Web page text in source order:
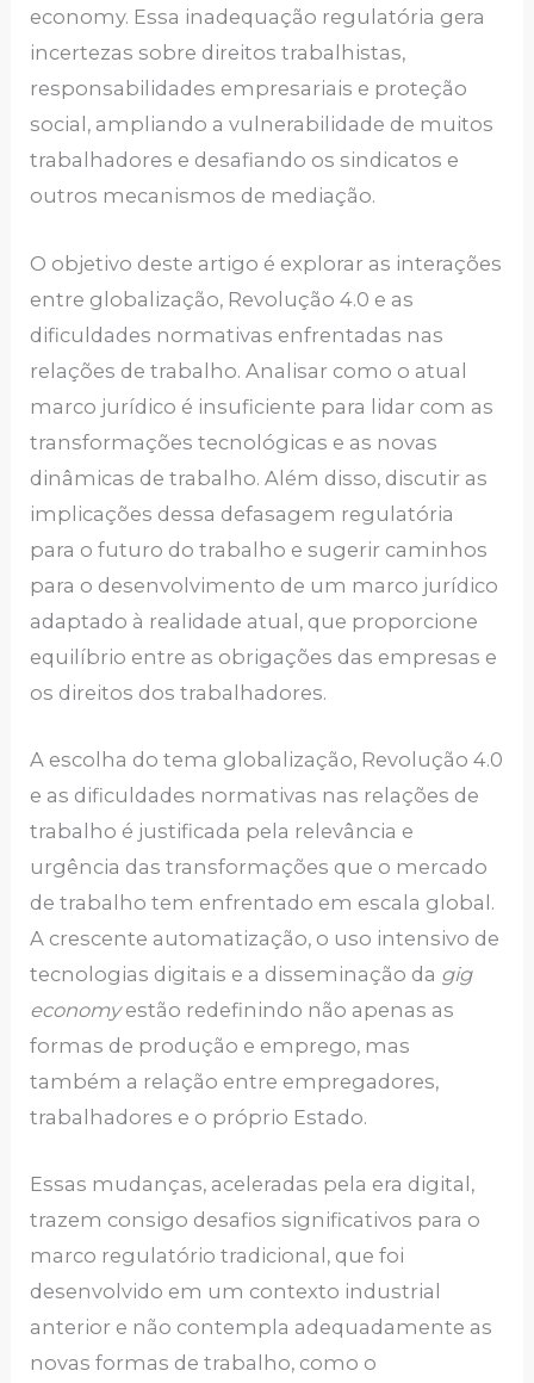
economy. Essa inadequação regulatória gera
incertezas sobre direitos trabalhistas,
responsabilidades empresariais e proteção
social, ampliando a vulnerabilidade de muitos
trabalhadores e desafiando os sindicatos e
outros mecanismos de mediação.
O objetivo deste artigo é explorar as interações
entre globalização, Revolução 4.0 e as
dificuldades normativas enfrentadas nas
relações de trabalho. Analisar como o atual
marco jurídico é insuficiente para lidar com as
transformações tecnológicas e as novas
dinâmicas de trabalho. Além disso, discutir as
implicações dessa defasagem regulatória
para o futuro do trabalho e sugerir caminhos
para o desenvolvimento de um marco jurídico
adaptado à realidade atual, que proporcione
equilíbrio entre as obrigações das empresas e
os direitos dos trabalhadores.
A escolha do tema globalização, Revolução 4.0
e as dificuldades normativas nas relações de
trabalho é justificada pela relevância e
urgência das transformações que o mercado
de trabalho tem enfrentado em escala global.
A crescente automatização, o uso intensivo de
tecnologias digitais e a disseminação da gig
economyestão redefinindo não apenas as
formas de produção e emprego, mas
também a relação entre empregadores,
trabalhadores e o próprio Estado.
Essas mudanças, aceleradas pela era digital,
trazem consigo desafios significativos para o
marco regulatório tradicional, que foi
desenvolvido em um contexto industrial
anterior e não contempla adequadamente as
novas formas de trabalho, como o